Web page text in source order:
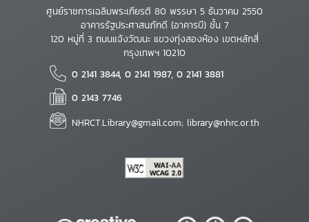
ศูนย์ราชการเฉลิมพระเกียรติ 80 พรรษา 5 ธันวาคม 2550
อาคารรัฐประศาสนภักดี (อาคารบี) ชั้น 7
120 หมู่ที่ 3 ถนนแจ้งวัฒนะ แขวงทุ่งสองห้อง เขตหลักสี่
กรุงเทพฯ 10210
0 2141 3844, 0 2141 1987, 0 2141 3881
0 2143 7746
NHRCT.Library@gmail.com; library@nhrc.or.th